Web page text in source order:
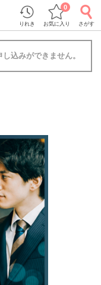
りれき お気に入り
0
さがす
込みができません。